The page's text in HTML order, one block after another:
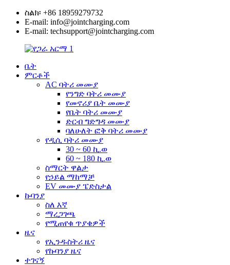
ስልክ፡ +86 18959279732
E-mail: info@jointcharging.com
E-mail: techsupport@jointcharging.com
ቤት
ምርቶች
AC ባትሪ መሙያ
የንግድ ባትሪ መሙያ
የመኖሪያ ቤት መሙያ
የቤት ባትሪ መሙያ
ድርብ ግድግዳ መሙያ
ባለሁለት ፎቅ ባትሪ መሙያ
የዲሲ ባትሪ መሙያ
30 ~ 60 ኪ.ወ
60 ~ 180 ኪ.ወ
ስማርት ዋልታ
የኃይል ማከማቻ
EV መሙያ ፔድስታል
ኩባንያ
ስለ እኛ
ማረጋገጫ
የሚጠየቁ ጥያቄዎች
ዜና
የኢንዱስትሪ ዜና
የኩባንያ ዜና
ተገናኝ